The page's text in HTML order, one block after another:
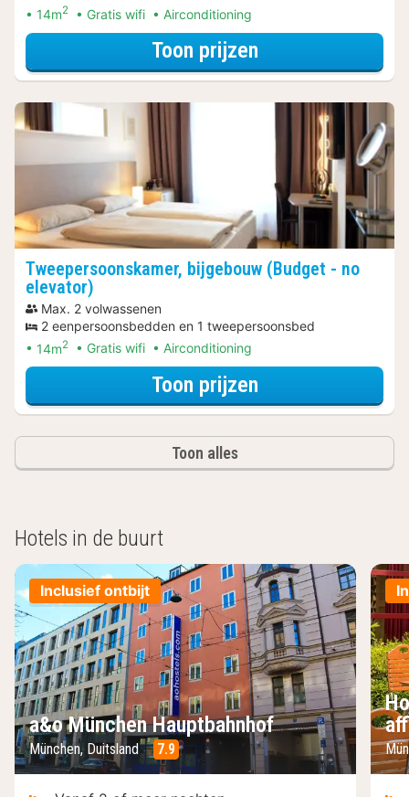
14m2 Gratis wifi Airconditioning
Toon prijzenvoor City Card
Tweepersoonskamer, bijgebouw (Budget - no
elevator)
Max. 2 volwassenen
2 eenpersoonsbedden en 1 tweepersoonsbed
14m2 Gratis wifi Airconditioning
Toon prijzenvoor City Card
Toon alles
Hotels in de buurt
Inclusief ontbijt
a&o München Hauptbahnhof
München, Duitsland 7.9